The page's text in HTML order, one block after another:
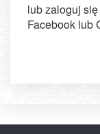
lub zaloguj
Facebook lub